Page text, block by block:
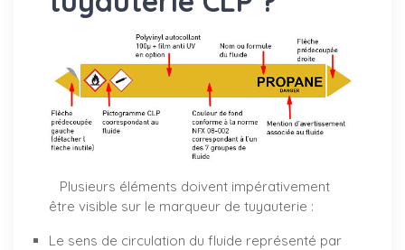
Plusieurs éléments doivent impérativement
être visible sur le marqueur de tuyauterie :
Le sens de circulation du fluide représenté par